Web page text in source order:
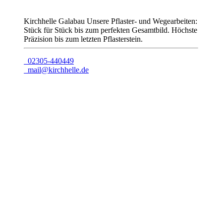
Kirchhelle Galabau Unsere Pflaster- und Wegearbeiten:
Stück für Stück bis zum perfekten Gesamtbild. Höchste
Präzision bis zum letzten Pflasterstein.
02305-440449
mail@kirchhelle.de